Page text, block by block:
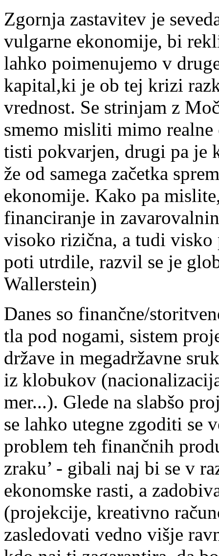
Zgornja zastavitev je
vulgarne ekonomije, bi
lahko poimenujemo v
kapital,ki je ob tej krizi
vrednost. Se strinjam z
smemo misliti mimo
tisti pokvarjen, drugi pa je
že od samega začetka
ekonomije. Kako pa
financiranje in
visoko rizična, a tudi visko
poti utrdile, razvil se je
Wallerstein)
Danes so finančne/
tla pod nogami, sistem
države in megadržavne
iz klobukov
mer...). Glede na slabšo
se lahko utegne zgoditi se
problem teh finančnih
zraku’ - gibali naj bi se v
ekonomske rasti, a
(projekcije, kreativno
zasledovati vedno višje